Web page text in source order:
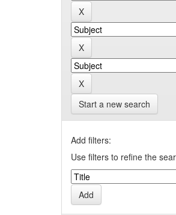
Start a new search
Add filters:
Use filters to refine the